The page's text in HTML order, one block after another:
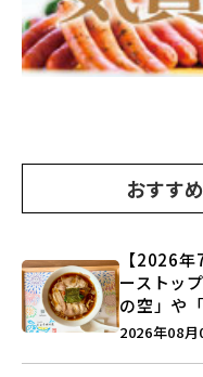
おすす
【2026
ーストッ
の空」や
注目記事
2026年08月